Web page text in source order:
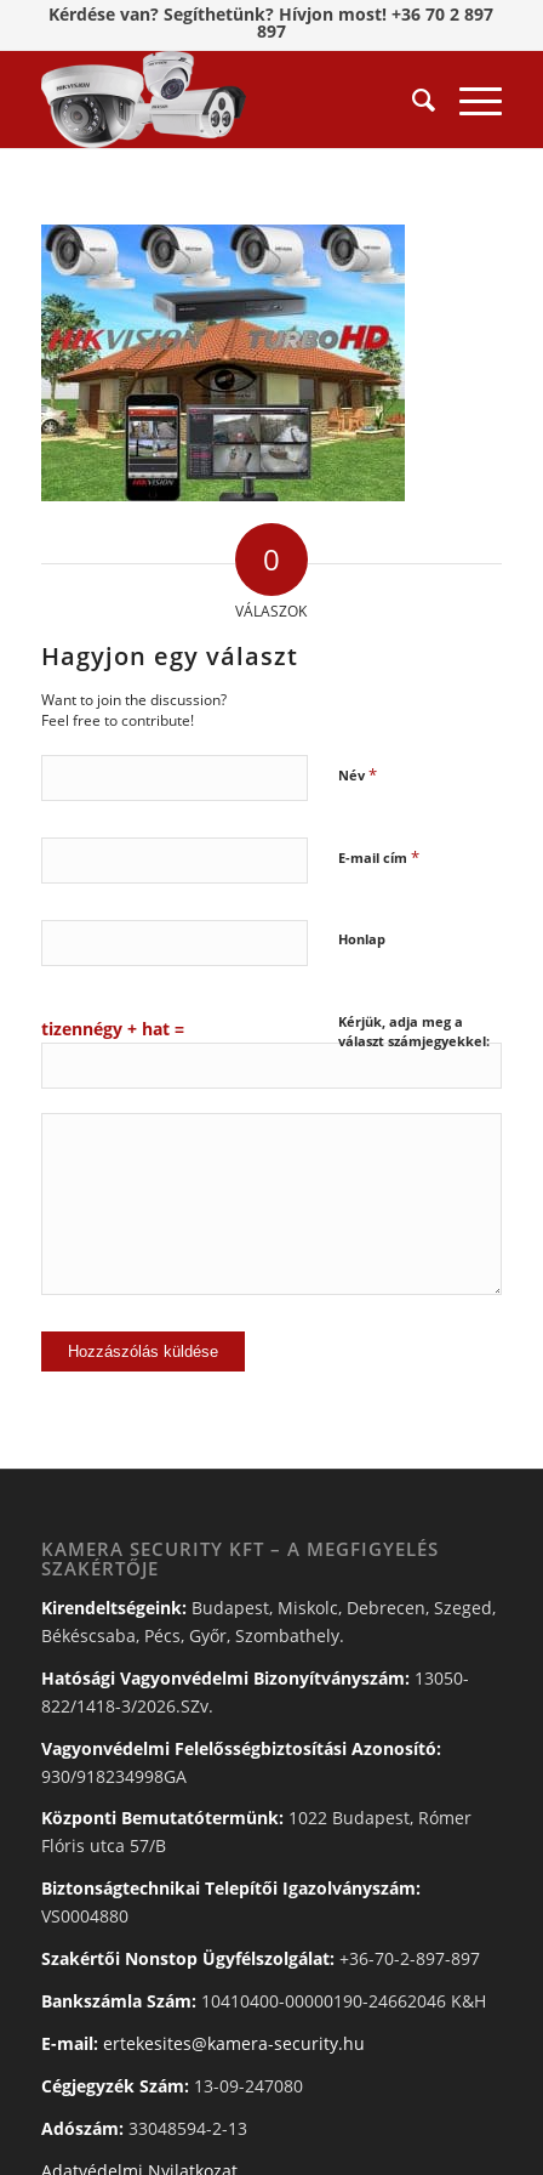
Kérdése van? Segíthetünk? Hívjon most! +36 70 2 897
897
0
VÁLASZOK
Hagyjon egy választ
Want to join the discussion?
Feel free to contribute!
Név *
E-mail cím *
Honlap
Kérjük, adja meg a
választ számjegyekkel:
tizennégy + hat =
KAMERA SECURITY KFT – A MEGFIGYELÉS
SZAKÉRTŐJE
Kirendeltségeink:Budapest, Miskolc, Debrecen, Szeged,
Békéscsaba, Pécs, Győr, Szombathely.
Hatósági Vagyonvédelmi Bizonyítványszám:13050-
822/1418-3/2026.SZv.
Vagyonvédelmi Felelősségbiztosítási Azonosító:
930/918234998GA
Központi Bemutatótermünk:1022 Budapest, Rómer
Flóris utca 57/B
Biztonságtechnikai Telepítői Igazolványszám:
VS0004880
Szakértői Nonstop Ügyfélszolgálat:+36-70-2-897-897
Bankszámla Szám:10410400-00000190-24662046 K&H
E-mail: ertekesites@kamera-security.hu
Cégjegyzék Szám:13-09-247080
Adószám:33048594-2-13
Adatvédelmi Nyilatkozat